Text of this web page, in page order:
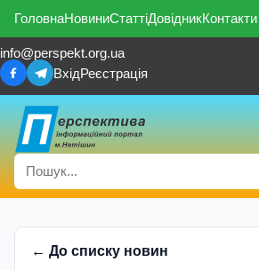
ГоловнаНовиниСтаттіДовідникКонтакти
info@perspekt.org.ua
ВхідРеєстрація
← До списку новин